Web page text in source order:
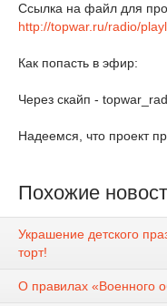
Ссылка на файл для
http://topwar.ru/radio/
Как попасть в эфир:
Через скайп -
Надеемся, что проект
Похожие
Украшение детского
торт!
О правилах «Военного